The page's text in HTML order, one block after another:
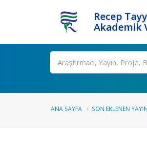
Recep
Akademik
Ara
ANA SAYFA SON EKLENEN